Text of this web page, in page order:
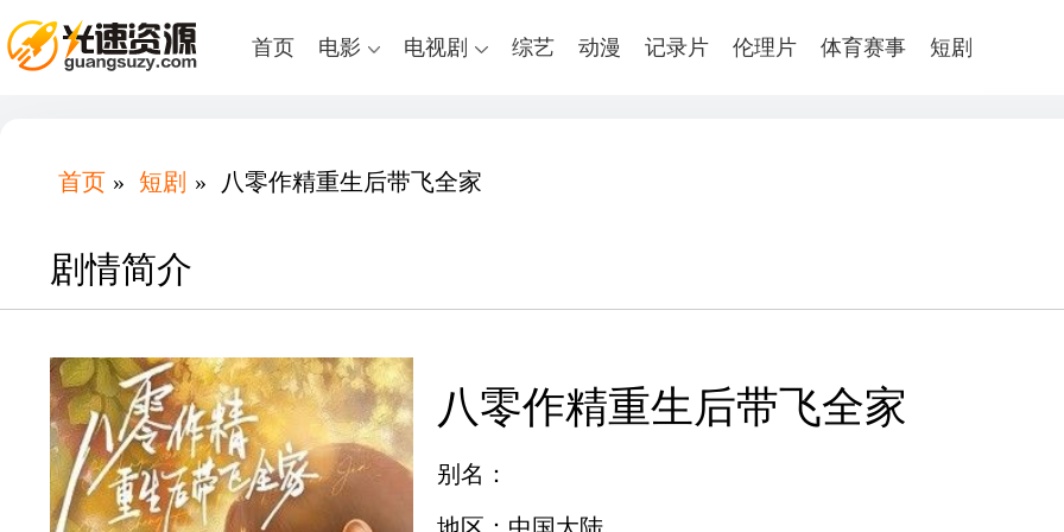
首页 电影 电视剧 综艺 动漫 记录片 伦理片 体育赛事 短剧
首页 » 短剧 » 八零作精重生后带飞全家
剧情简介
八零作精重生后带飞全家
别名：